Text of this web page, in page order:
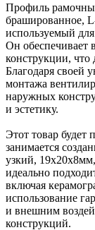
Профиль
брашированное,
используемый
Он обеспечивает
конструкции, что
Благодаря своей
монтажа
наружных
и эстетику.
Этот товар будет
занимается
узкий,
идеально
включая
использование
и внешним
конструкций.